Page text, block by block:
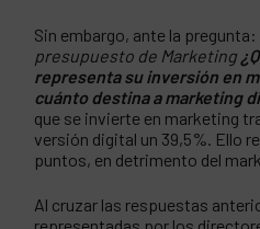
Sin embargo, ante la pregunta:
presupuesto de Marketing
representa su inversión en
cuánto destina a marketing
que se invierte en marketing
versión digital un 39,5%. Ello
puntos, en detrimento del
Al cruzar las respuestas